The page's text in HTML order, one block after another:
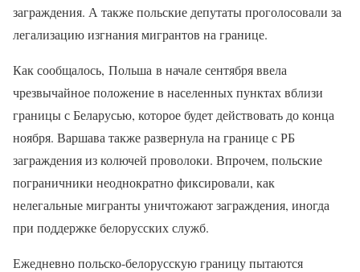
заграждения. А также польские депутаты проголосовали за
легализацию изгнания мигрантов на границе.
Как сообщалось, Польша в начале сентября ввела
чрезвычайное положение в населенных пунктах вблизи
границы с Беларусью, которое будет действовать до конца
ноября. Варшава также развернула на границе с РБ
заграждения из колючей проволоки. Впрочем, польские
пограничники неоднократно фиксировали, как
нелегальные мигранты уничтожают заграждения, иногда
при поддержке белорусских служб.
Ежедневно польско-белорусскую границу пытаются